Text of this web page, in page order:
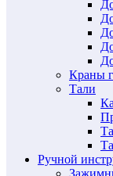
Краны
Тали
Ручной